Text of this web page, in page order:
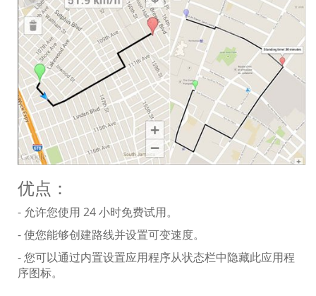
优点：
- 允许您使用 24 小时免费试用。
- 使您能够创建路线并设置可变速度。
- 您可以通过内置设置应用程序从状态栏中隐藏此应用程
序图标。